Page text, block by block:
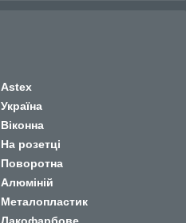
Astex
Україна
Віконна
На розетці
Поворотна
Алюміній
Металопластик
Лакофарбове